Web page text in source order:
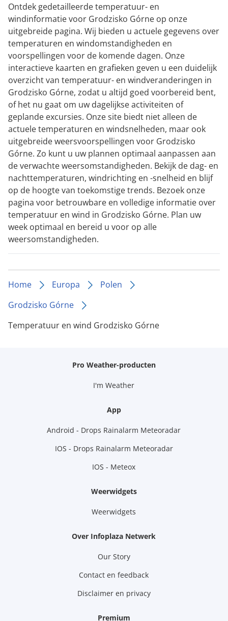
Ontdek gedetailleerde temperatuur- en
windinformatie voor Grodzisko Górne op onze
uitgebreide pagina. Wij bieden u actuele gegevens over
temperaturen en windomstandigheden en
voorspellingen voor de komende dagen. Onze
interactieve kaarten en grafieken geven u een duidelijk
overzicht van temperatuur- en windveranderingen in
Grodzisko Górne, zodat u altijd goed voorbereid bent,
of het nu gaat om uw dagelijkse activiteiten of
geplande excursies. Onze site biedt niet alleen de
actuele temperaturen en windsnelheden, maar ook
uitgebreide weersvoorspellingen voor Grodzisko
Górne. Zo kunt u uw plannen optimaal aanpassen aan
de verwachte weersomstandigheden. Bekijk de dag- en
nachttemperaturen, windrichting en -snelheid en blijf
op de hoogte van toekomstige trends. Bezoek onze
pagina voor betrouwbare en volledige informatie over
temperatuur en wind in Grodzisko Górne. Plan uw
week optimaal en bereid u voor op alle
weersomstandigheden.
Home Europa
Polen
Grodzisko Górne
Temperatuur en wind Grodzisko Górne
Pro Weather-producten
I'm Weather
App
Android - Drops Rainalarm Meteoradar
IOS - Drops Rainalarm Meteoradar
IOS - Meteox
Weerwidgets
Weerwidgets
Over Infoplaza Netwerk
Our Story
Contact en feedback
Disclaimer en privacy
Premium